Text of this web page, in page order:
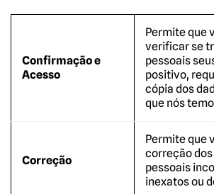
Confirmação e
Acesso
Permite que
verificar se
pessoais
positivo,
cópia dos
que nós
Correção
Permite que
correção
pessoais
inexatos ou